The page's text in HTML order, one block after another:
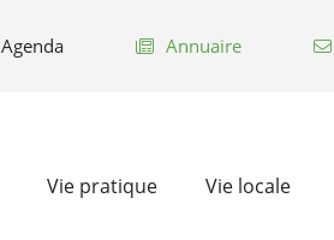
Agenda Annuaire
Vie pratique Vie locale